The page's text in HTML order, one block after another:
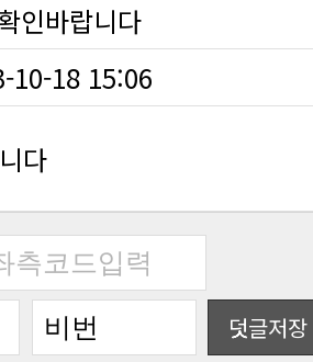
인바랍니다
10-18 15:06
다
덧글저장